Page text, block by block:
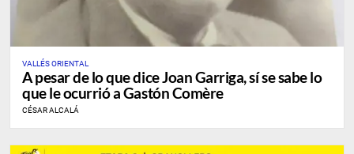
VALLÉS ORIENTAL
A pesar de lo que dice Joan Garriga, sí se sabe lo
que le ocurrió a Gastón Comère
CÉSAR ALCALÁ